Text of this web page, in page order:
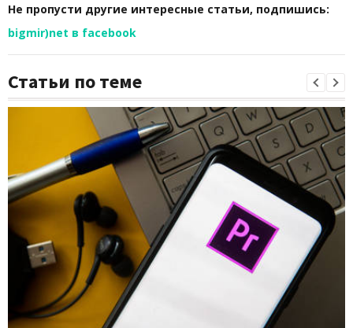
Не пропусти другие интересные статьи, подпишись:
bigmir)net в facebook
Статьи по теме